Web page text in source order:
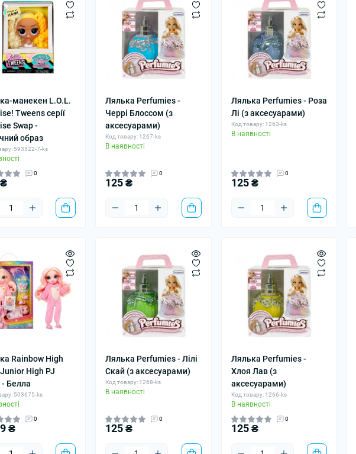
манекен L.O.L.
Tweens серії
Swap -
образ
593522-7-ks
0
Лялька Perfumies -
Черрі Блоссом (з
аксесуарами)
Код товару: 1267-ks
В наявності
0
125 ₴
Лялька Perfumies - Роза
Лі (з аксесуарами)
Код товару: 1263-ks
В наявності
0
125 ₴
Rainbow High
Junior High PJ
- Белла
503675-ks
0
₴
Лялька Perfumies - Лілі
Скай (з аксесуарами)
Код товару: 1268-ks
В наявності
0
125 ₴
Лялька Perfumies -
Хлоя Лав (з
аксесуарами)
Код товару: 1266-ks
В наявності
0
125 ₴